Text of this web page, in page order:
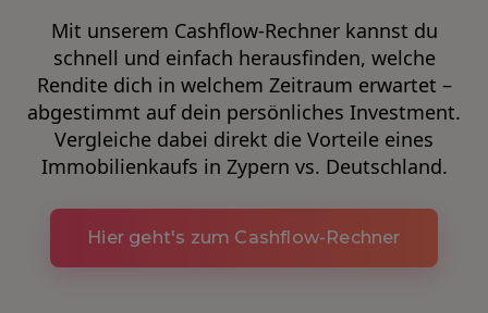
Mit unserem Cashflow-Rechner kannst du
schnell und einfach herausfinden, welche
Rendite dich in welchem Zeitraum erwartet –
abgestimmt auf dein persönliches Investment.
Vergleiche dabei direkt die Vorteile eines
Immobilienkaufs in Zypern vs. Deutschland.
Hier geht's zum Cashflow-Rechner